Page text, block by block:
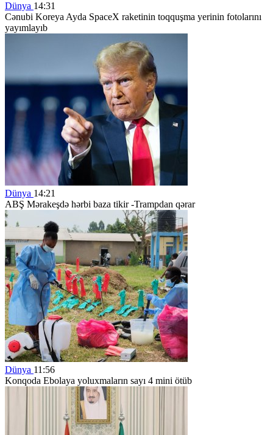
Dünya 14:31
Cənubi Koreya Ayda SpaceX raketinin toqquşma yerinin fotolarını
yayımlayıb
Dünya 14:21
ABŞ Mərakeşdə hərbi baza tikir -Trampdan qərar
Dünya 11:56
Konqoda Ebolaya yoluxmaların sayı 4 mini ötüb